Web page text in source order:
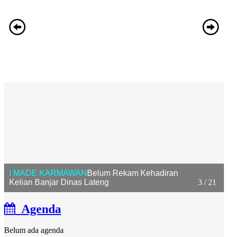
3 / 21
I MADE KARMAWAN Belum Rekam Kehadiran
Kelian Banjar Dinas Lateng
Agenda
Belum ada agenda